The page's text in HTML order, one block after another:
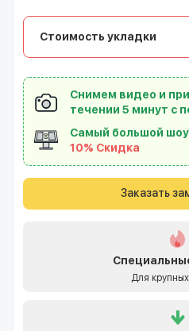
Стоимость укладки
Снимем видео и
течении 5 минут с
Самый большой
10% Скидка
Заказать
Для крупных